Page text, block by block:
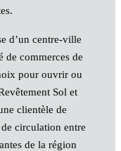
d’un centre-ville
de commerces de
pour ouvrir ou
Sol et
clientèle de
de circulation entre
de la région